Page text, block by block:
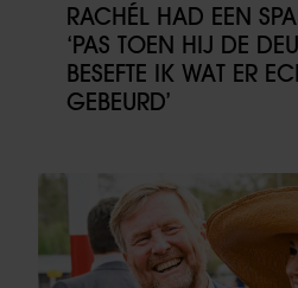
RACHÉL HAD EEN
‘PAS TOEN HIJ DE
BESEFTE IK WAT ER
GEBEURD’